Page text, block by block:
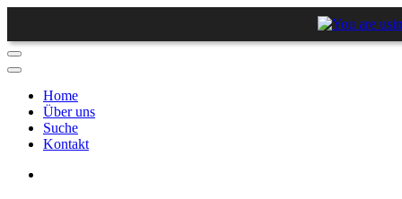
Home
Über uns
Suche
Kontakt